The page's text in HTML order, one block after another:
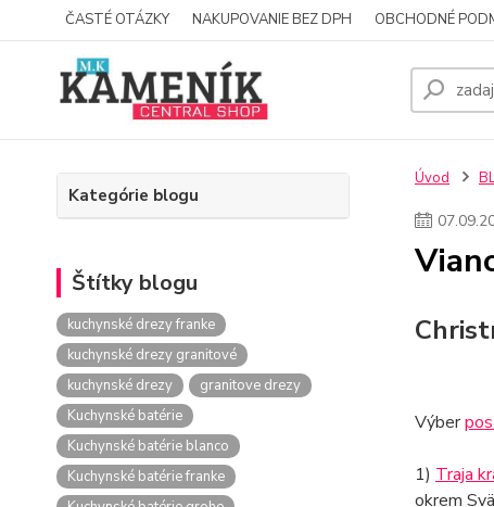
ČASTÉ OTÁZKY NAKUPOVANIE BEZ DPH OBCHODNÉ
Kategórie blogu
Štítky blogu
kuchynské drezy franke
kuchynské drezy granitové
kuchynské drezy
granitove drezy
Kuchynské batérie
Kuchynské batérie blanco
Kuchynské batérie franke
Úvod
07.09.
Výber
1) Traja
okrem